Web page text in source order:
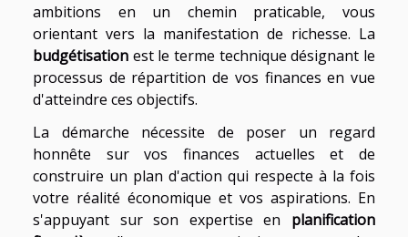
ambitions en un chemin praticable, vous
orientant vers la manifestation de richesse. La
budgétisation est le terme technique désignant le
processus de répartition de vos finances en vue
d'atteindre ces objectifs.
La démarche nécessite de poser un regard
honnête sur vos finances actuelles et de
construire un plan d'action qui respecte à la fois
votre réalité économique et vos aspirations. En
s'appuyant sur son expertise en planification